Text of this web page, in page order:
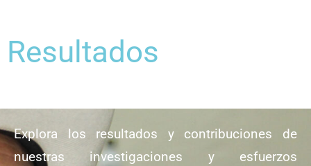
Resultados
Explora los resultados y contribuciones de
nuestras investigaciones y esfuerzos